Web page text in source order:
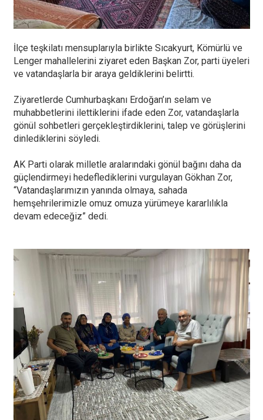
İlçe teşkilatı mensuplarıyla birlikte Sıcakyurt, Kömürlü ve
Lenger mahallelerini ziyaret eden Başkan Zor, parti üyeleri
ve vatandaşlarla bir araya geldiklerini belirtti.
Ziyaretlerde Cumhurbaşkanı Erdoğan’ın selam ve
muhabbetlerini ilettiklerini ifade eden Zor, vatandaşlarla
gönül sohbetleri gerçekleştirdiklerini, talep ve görüşlerini
dinlediklerini söyledi.
AK Parti olarak milletle aralarındaki gönül bağını daha da
güçlendirmeyi hedeflediklerini vurgulayan Gökhan Zor,
“Vatandaşlarımızın yanında olmaya, sahada
hemşehrilerimizle omuz omuza yürümeye kararlılıkla
devam edeceğiz” dedi.